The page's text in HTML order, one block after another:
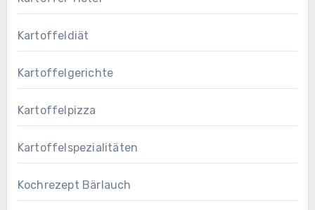
Kartoffeldiät
Kartoffelgerichte
Kartoffelpizza
Kartoffelspezialitäten
Kochrezept Bärlauch